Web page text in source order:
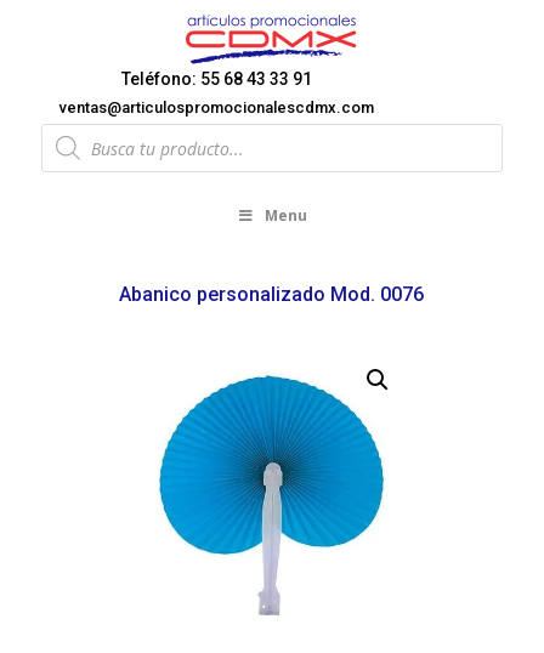
Teléfono: 55 68 43 33 91
ventas@articulospromocionalescdmx.com
Products
search
Menu
Abanico personalizado Mod. 0076